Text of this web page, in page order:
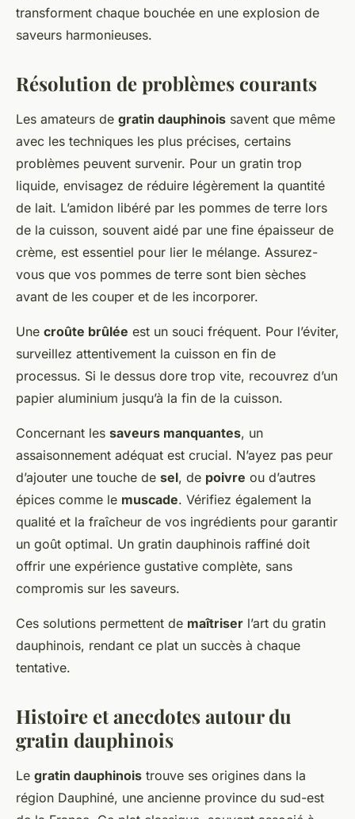
transforment chaque bouchée en une explosion de
saveurs harmonieuses.
Résolution de problèmes courants
Les amateurs de gratin dauphinois savent que même
avec les techniques les plus précises, certains
problèmes peuvent survenir. Pour un gratin trop
liquide, envisagez de réduire légèrement la quantité
de lait. L’amidon libéré par les pommes de terre lors
de la cuisson, souvent aidé par une fine épaisseur de
crème, est essentiel pour lier le mélange. Assurez-
vous que vos pommes de terre sont bien sèches
avant de les couper et de les incorporer.
Une croûte brûlée est un souci fréquent. Pour l’éviter,
surveillez attentivement la cuisson en fin de
processus. Si le dessus dore trop vite, recouvrez d’un
papier aluminium jusqu’à la fin de la cuisson.
Concernant les saveurs manquantes, un
assaisonnement adéquat est crucial. N’ayez pas peur
d’ajouter une touche de sel, de poivre ou d’autres
épices comme le muscade. Vérifiez également la
qualité et la fraîcheur de vos ingrédients pour garantir
un goût optimal. Un gratin dauphinois raffiné doit
offrir une expérience gustative complète, sans
compromis sur les saveurs.
Ces solutions permettent de maîtriser l’art du gratin
dauphinois, rendant ce plat un succès à chaque
tentative.
Histoire et anecdotes autour du
gratin dauphinois
Le gratin dauphinois trouve ses origines dans la
région Dauphiné, une ancienne province du sud-est